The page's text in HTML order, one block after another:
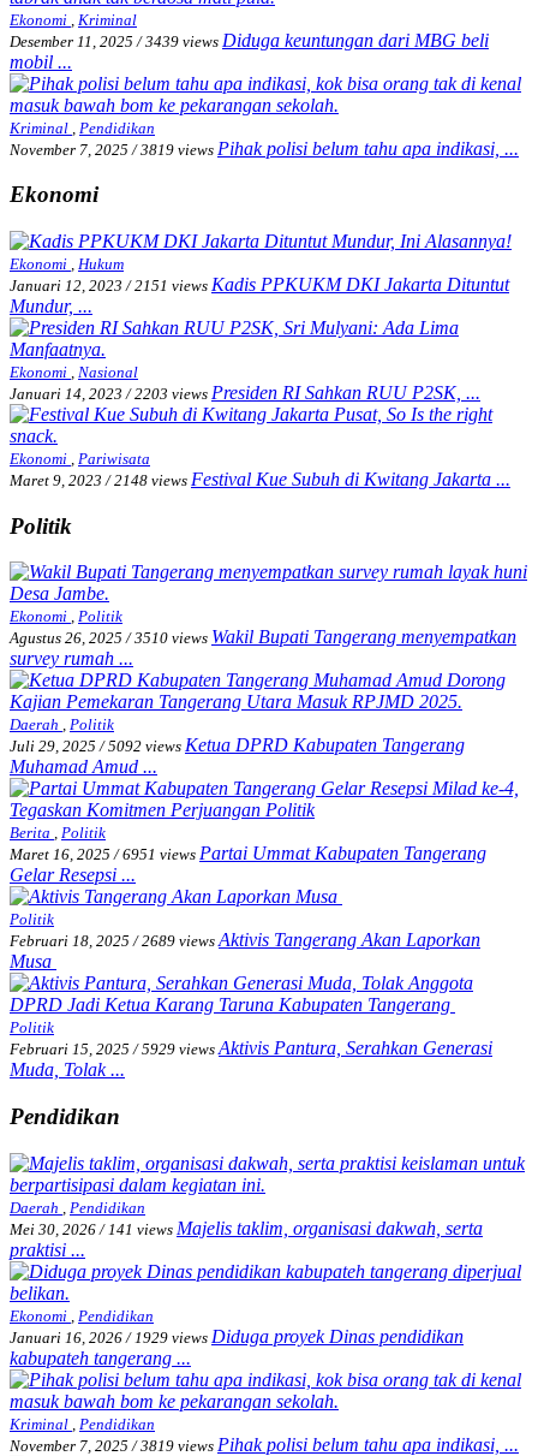
Ekonomi
Kriminal
Desember 11, 2025 / 3439 views Diduga keuntungan dari MBG beli
mobil ...
Kriminal
Pendidikan
November 7, 2025 / 3819 views Pihak polisi belum tahu apa indikasi, ...
Ekonomi
Ekonomi
Hukum
Januari 12, 2023 / 2151 views Kadis PPKUKM DKI Jakarta Dituntut
Mundur, ...
Ekonomi
Nasional
Januari 14, 2023 / 2203 views Presiden RI Sahkan RUU P2SK, ...
Ekonomi
Pariwisata
Maret 9, 2023 / 2148 views Festival Kue Subuh di Kwitang Jakarta ...
Politik
Ekonomi , Politik
Agustus 26, 2025 / 3510 views Wakil Bupati Tangerang menyempatkan
survey rumah ...
Daerah , Politik
Juli 29, 2025 / 5092 views Ketua DPRD Kabupaten Tangerang
Muhamad Amud ...
Berita , Politik
Maret 16, 2025 / 6951 views Partai Ummat Kabupaten Tangerang
Gelar Resepsi ...
Politik
Februari 18, 2025 / 2689 views Aktivis Tangerang Akan Laporkan
Musa
Politik
Februari 15, 2025 / 5929 views Aktivis Pantura, Serahkan Generasi
Muda, Tolak ...
Pendidikan
Daerah
Pendidikan
Mei 30, 2026 / 141 views Majelis taklim, organisasi dakwah, serta
praktisi ...
Ekonomi
Pendidikan
Januari 16, 2026 / 1929 views Diduga proyek Dinas pendidikan
kabupateh tangerang ...
Kriminal
Pendidikan
November 7, 2025 / 3819 views Pihak polisi belum tahu apa indikasi, ...